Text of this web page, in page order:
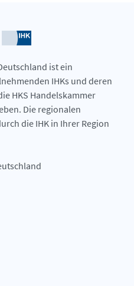
ist ein
IHKs und deren
HKS Handelskammer
Die regionalen
die IHK in Ihrer Region